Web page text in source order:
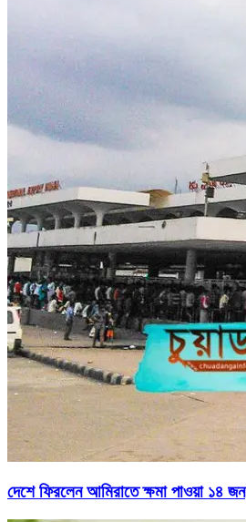
দেশে ফিরলেন আমিরাতে ক্ষমা পাওয়া ১৪ জন